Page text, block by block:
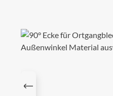
Bildergalerie überspringen